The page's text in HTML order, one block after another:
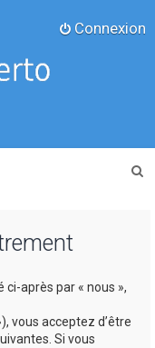
Connexion
ci-après par « nous »,
vous acceptez d’être
Si vous